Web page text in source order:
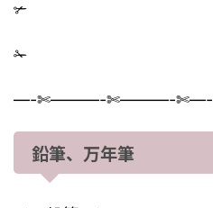
✃
✁
—-✄———-✄———-✄—-
鉛筆、万年筆